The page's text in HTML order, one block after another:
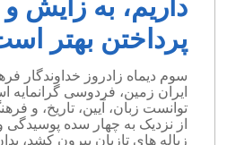
داریم، به زایش و
پرداختن بهتر
سوم دیماه زادروز خداوندگار
ایران زمین، فردوسی
توانست زبان، آیین، تاریخ، و
از نزدیک به چهار سده پوسیدگی
زباله های تازیان بیرون کشد،